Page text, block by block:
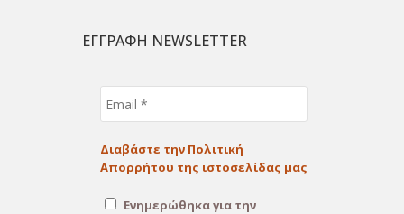
ΕΓΓΡΑΦΗ NEWSLETTER
Διαβάστε την Πολιτική
Απορρήτου της ιστοσελίδας μας
Ενημερώθηκα για την